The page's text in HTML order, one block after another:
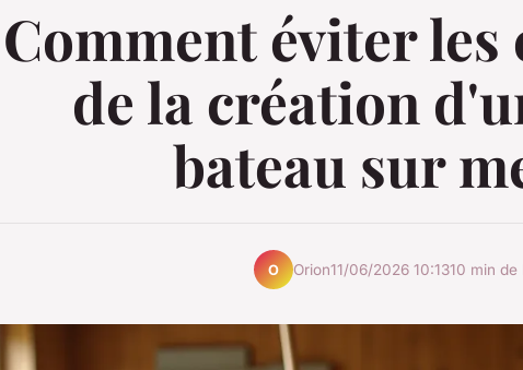
Comment éviter
de la création
bateau sur
O Orion11/06/2026 10:1310 min de